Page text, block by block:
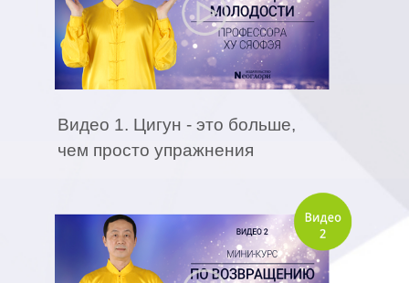
Видео 1. Цигун - это больше,
чем просто упражнения